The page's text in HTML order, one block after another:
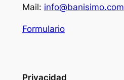
Mail: info@banisimo.com
Formulario
Privacidad